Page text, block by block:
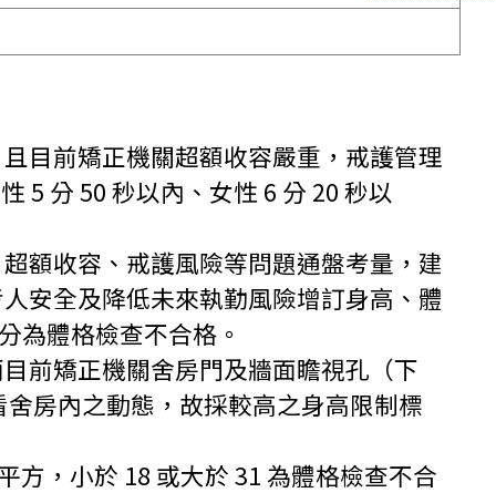
目前矯正機關超額收容嚴重，戒護管理
5 分 50 秒以內、女性 6 分 20 秒以
額收容、戒護風險等問題通盤考量，建
安全及降低未來執勤風險增訂身高、體
為體格檢查不合格。
前矯正機關舍房門及牆面瞻視孔（下
房內之動態，故採較高之身高限制標
方，小於 18 或大於 31 為體格檢查不合